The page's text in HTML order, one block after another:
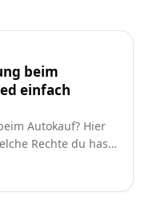
beim
einfach
Autokauf? Hier
Rechte du hast